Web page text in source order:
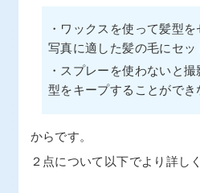
・ワックスを使って髪型
写真に適した髪の毛にセッ
・スプレーを使わないと
型をキープすることができ
からです。
２点について以下でより詳し